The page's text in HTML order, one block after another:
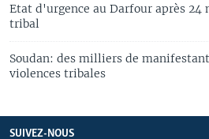
Etat d'urgence au Darfour après 24
tribal
Soudan: des milliers de
violences tribales
SUIVEZ-NOUS